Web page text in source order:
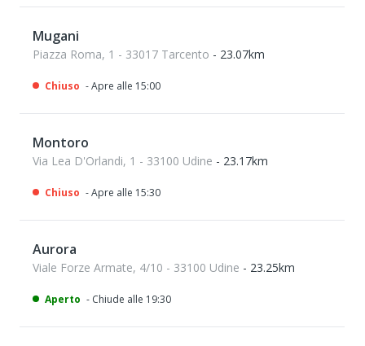
Mugani
Piazza Roma, 1 - 33017 Tarcento - 23.07km
Chiuso - Apre alle 15:00
Montoro
Via Lea D'Orlandi, 1 - 33100 Udine - 23.17km
Chiuso - Apre alle 15:30
Aurora
Viale Forze Armate, 4/10 - 33100 Udine - 23.25km
Aperto - Chiude alle 19:30